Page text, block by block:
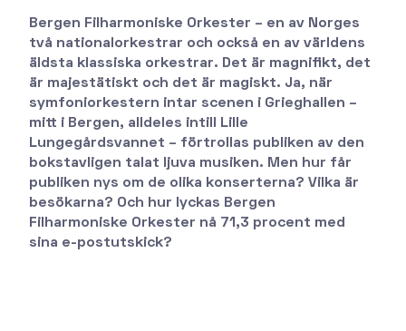
Bergen Filharmoniske Orkester – en av Norges
två nationalorkestrar och också en av världens
äldsta klassiska orkestrar. Det är magnifikt, det
är majestätiskt och det är magiskt. Ja, när
symfoniorkestern intar scenen i Grieghallen –
mitt i Bergen, alldeles intill Lille
Lungegårdsvannet – förtrollas publiken av den
bokstavligen talat ljuva musiken. Men hur får
publiken nys om de olika konserterna? Vilka är
besökarna? Och hur lyckas Bergen
Filharmoniske Orkester nå 71,3 procent med
sina e-postutskick?